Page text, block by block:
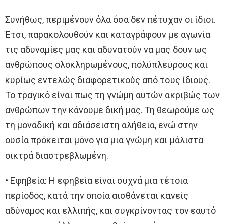
Συνήθως, περιμένουν όλα όσα δεν πέτυχαν οι ίδιοι.
Έτσι, παρακολουθούν και καταγράφουν με αγωνία
τις αδυναμίες μας και αδυνατούν να μας δουν ως
ανθρώπους ολοκληρωμένους, πολύπλευρους και
κυρίως εντελώς διαφορετικούς από τους ίδιους.
Το τραγικό είναι πως τη γνώμη αυτών ακριβώς των
ανθρώπων την κάνουμε δική μας. Τη θεωρούμε ως
τη μοναδική και αδιάσειστη αλήθεια, ενώ στην
ουσία πρόκειται μόνο για μια γνώμη και μάλιστα
οικτρά διαστρεβλωμένη.
• Εφηβεία: Η εφηβεία είναι συχνά μια τέτοια
περίοδος, κατά την οποία αισθάνεται κανείς
αδύναμος και ελλιπής, και συγκρίνοντας τον εαυτό